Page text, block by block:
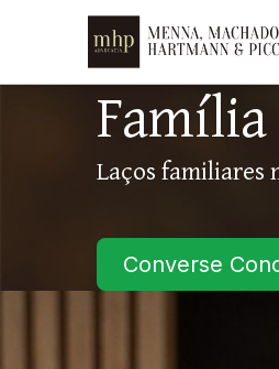
Família
Laços familiares
Converse